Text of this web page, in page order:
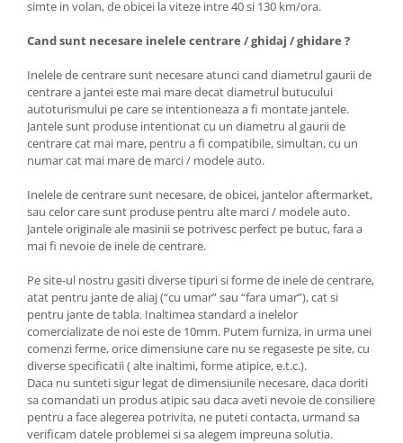
simte in volan, de obicei la viteze intre 40 si 130 km/ora.
Cand sunt necesare inelele centrare / ghidaj / ghidare ?
Inelele de centrare sunt necesare atunci cand diametrul gaurii de
centrare a jantei este mai mare decat diametrul butucului
autoturismului pe care se intentioneaza a fi montate jantele.
Jantele sunt produse intentionat cu un diametru al gaurii de
centrare cat mai mare, pentru a fi compatibile, simultan, cu un
numar cat mai mare de marci / modele auto.
Inelele de centrare sunt necesare, de obicei, jantelor aftermarket,
sau celor care sunt produse pentru alte marci / modele auto.
Jantele originale ale masinii se potrivesc perfect pe butuc, fara a
mai fi nevoie de inele de centrare.
Pe site-ul nostru gasiti diverse tipuri si forme de inele de centrare,
atat pentru jante de aliaj (“cu umar” sau “fara umar”), cat si
pentru jante de tabla. Inaltimea standard a inelelor
comercializate de noi este de 10mm. Putem furniza, in urma unei
comenzi ferme, orice dimensiune care nu se regaseste pe site, cu
diverse specificatii ( alte inaltimi, forme atipice, e.t.c.).
Daca nu sunteti sigur legat de dimensiunile necesare, daca doriti
sa comandati un produs atipic sau daca aveti nevoie de consiliere
pentru a face alegerea potrivita, ne puteti contacta, urmand sa
verificam datele problemei si sa alegem impreuna solutia.